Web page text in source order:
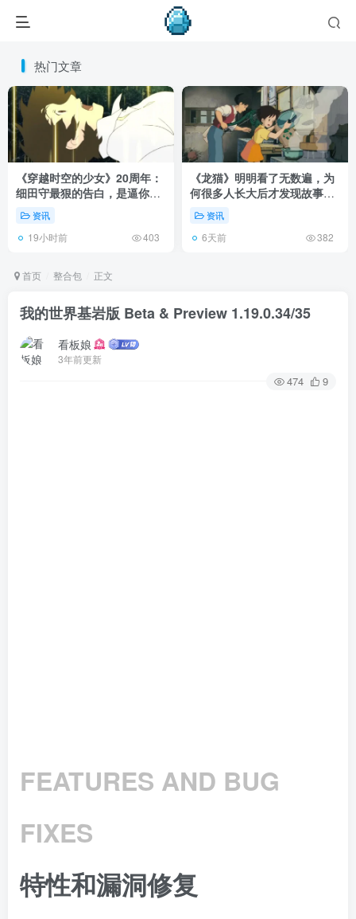
热门文章
《穿越时空的少女》20周年：
细田守最狠的告白，是逼你承
认有些夏天回不去了！
资讯
19小时前 403
《龙猫》明明看了无数遍，为
何很多人长大后才发现故事根
本不在 1988 年！
资讯
6天前 382
首页 整合包 正文
我的世界基岩版 Beta & Preview 1.19.0.34/35
看板娘
3年前更新
474 9
FEATURES AND BUG
FIXES
特性和漏洞修复